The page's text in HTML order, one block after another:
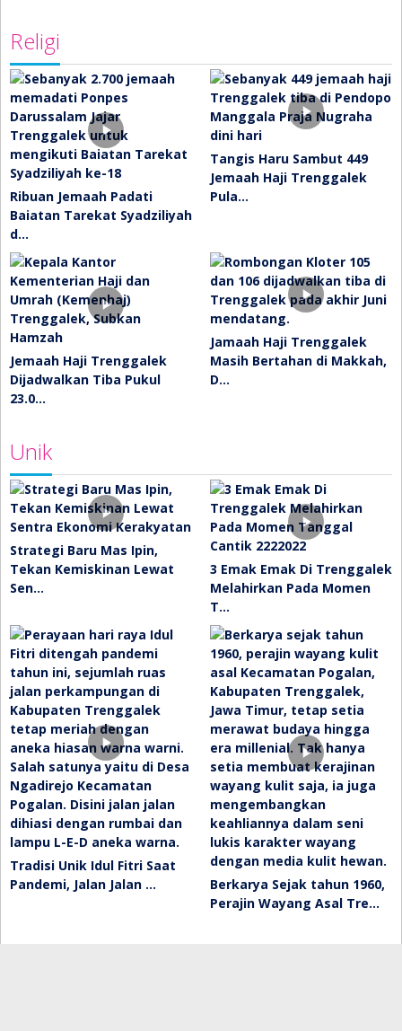
Religi
Ribuan Jemaah Padati
Baiatan Tarekat Syadziliyah
d…
Tangis Haru Sambut 449
Jemaah Haji Trenggalek
Pula…
Jemaah Haji Trenggalek
Dijadwalkan Tiba Pukul
23.0…
Jamaah Haji Trenggalek
Masih Bertahan di Makkah,
D…
Unik
Strategi Baru Mas Ipin,
Tekan Kemiskinan Lewat
Sen…
3 Emak Emak Di Trenggalek
Melahirkan Pada Momen
T…
Tradisi Unik Idul Fitri Saat
Pandemi, Jalan Jalan …
Berkarya Sejak tahun 1960,
Perajin Wayang Asal Tre…